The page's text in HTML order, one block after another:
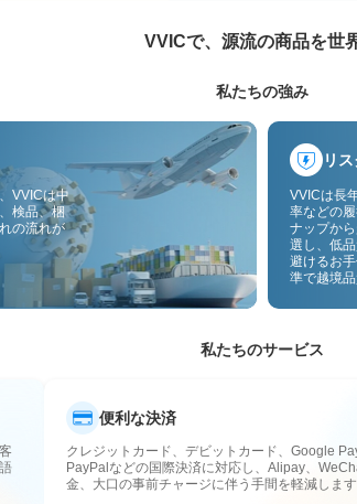
VVICで、源流の商品を世
私たちの強み
VVICは中
検品、梱
の流れが
リ
VVICは長
率などの
ナップか
選し、低
避けるお
準で越境
スのリス
私たちのサービス
便利な決済
クレジットカード、デビットカード、Google
PayPalなどの国際決済に対応し、Alipay、
金、大口の事前チャージに伴う手間を軽減します